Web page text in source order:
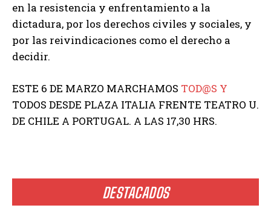
DESTACADOS
en la resistencia y enfrentamiento a la
dictadura, por los derechos civiles y sociales, y
por las reivindicaciones como el derecho a
decidir.
ESTE 6 DE MARZO MARCHAMOS TOD@S Y
TODOS DESDE PLAZA ITALIA FRENTE TEATRO U.
DE CHILE A PORTUGAL. A LAS 17,30 HRS.